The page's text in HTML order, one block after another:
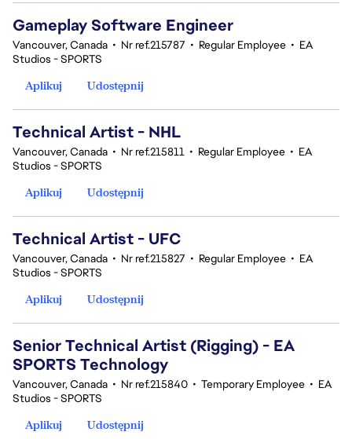
Gameplay Software Engineer
Vancouver, Canada • Nr ref.215787 • Regular Employee • EA
Studios - SPORTS
Aplikuj
Udostępnij
Technical Artist - NHL
Vancouver, Canada • Nr ref.215811 • Regular Employee • EA
Studios - SPORTS
Aplikuj
Udostępnij
Technical Artist - UFC
Vancouver, Canada • Nr ref.215827 • Regular Employee • EA
Studios - SPORTS
Aplikuj
Udostępnij
Senior Technical Artist (Rigging) - EA
SPORTS Technology
Vancouver, Canada • Nr ref.215840 • Temporary Employee • EA
Studios - SPORTS
Aplikuj
Udostępnij